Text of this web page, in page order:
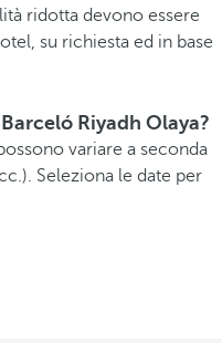
ridotta devono essere
su richiesta ed in base
Riyadh Olaya?
variare a seconda
Seleziona le date per